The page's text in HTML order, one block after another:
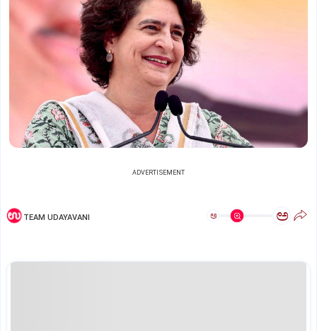
ADVERTISEMENT
TEAM UDAYAVANI ಅ ಅ